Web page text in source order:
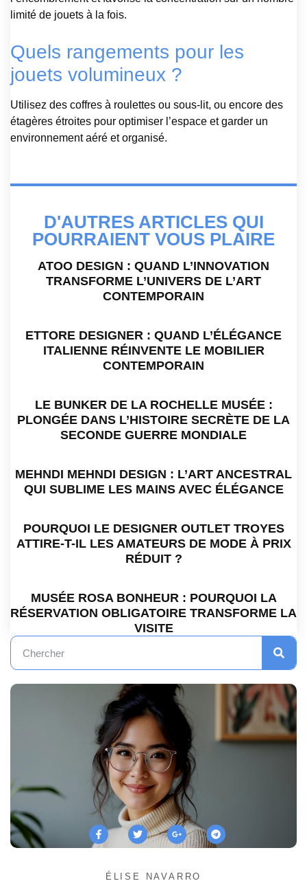
limité de jouets à la fois.
Quels rangements pour les
jouets volumineux ?
Utilisez des coffres à roulettes ou sous-lit, ou encore des
étagères étroites pour optimiser l’espace et garder un
environnement aéré et organisé.
D'AUTRES ARTICLES QUI
POURRAIENT VOUS PLAIRE
ATOO DESIGN : QUAND L’INNOVATION
TRANSFORME L’UNIVERS DE L’ART
CONTEMPORAIN
ETTORE DESIGNER : QUAND L’ÉLÉGANCE
ITALIENNE RÉINVENTE LE MOBILIER
CONTEMPORAIN
LE BUNKER DE LA ROCHELLE MUSÉE :
PLONGÉE DANS L’HISTOIRE SECRÈTE DE LA
SECONDE GUERRE MONDIALE
MEHNDI MEHNDI DESIGN : L’ART ANCESTRAL
QUI SUBLIME LES MAINS AVEC ÉLÉGANCE
POURQUOI LE DESIGNER OUTLET TROYES
ATTIRE-T-IL LES AMATEURS DE MODE À PRIX
RÉDUIT ?
MUSÉE ROSA BONHEUR : POURQUOI LA
RÉSERVATION OBLIGATOIRE TRANSFORME LA
VISITE
ÉLISE NAVARRO